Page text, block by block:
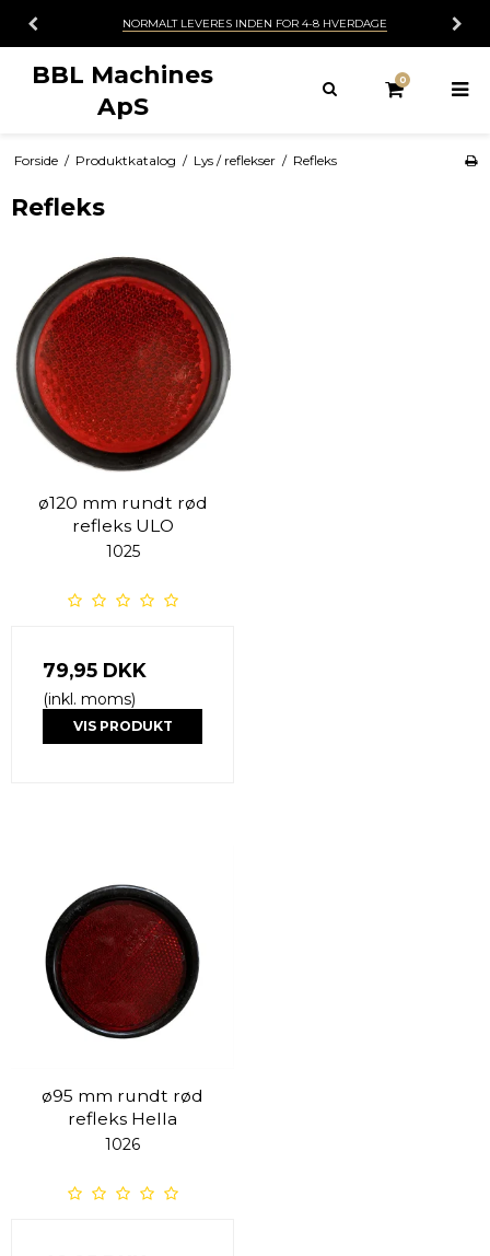
NORMALT LEVERES INDEN FOR 4-8 HVERDAGE
BBL Machines
ApS
0
Forside / Produktkatalog / Lys / reflekser / Refleks
Refleks
ø120 mm rundt rød
refleks ULO
1025
79,95 DKK
(inkl. moms)
VIS PRODUKT
ø95 mm rundt rød
refleks Hella
1026